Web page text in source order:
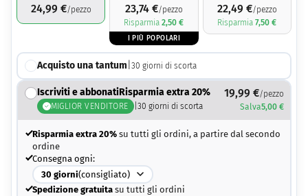
24,99 €/pezzo
23,74 €/pezzo
Risparmia2,50€
I PIÙ POPOLARI
22,49 €/pezzo
Risparmia7,50€
Acquisto una tantum 30 giorni di scorta
Iscriviti e abbonatiRisparmia extra 20%
MIGLIOR VENDITORE | 30 giorni di scorta
19,99 €/pezzo
Salva5,00 €
Risparmia extra 20%su tutti gli ordini, a partire dal secondo
ordine
Consegna ogni:
30 giorni(consigliato)
Spedizione gratuitasu tutti gli ordini